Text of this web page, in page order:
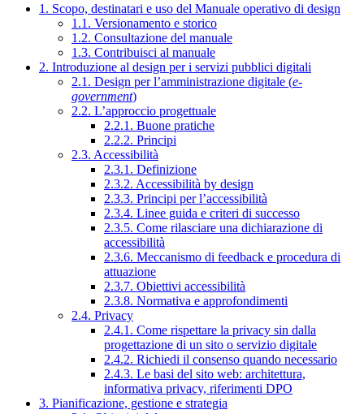
1. Scopo, destinatari e uso del Manuale operativo di design
1.1. Versionamento e storico
1.2. Consultazione del manuale
1.3. Contribuisci al manuale
2. Introduzione al design per i servizi pubblici digitali
2.1. Design per l’amministrazione digitale (e-
government)
2.2. L’approccio progettuale
2.2.1. Buone pratiche
2.2.2. Principi
2.3. Accessibilità
2.3.1. Definizione
2.3.2. Accessibilità by design
2.3.3. Principi per l’accessibilità
2.3.4. Linee guida e criteri di successo
2.3.5. Come rilasciare una dichiarazione di
accessibilità
2.3.6. Meccanismo di feedback e procedura di
attuazione
2.3.7. Obiettivi accessibilità
2.3.8. Normativa e approfondimenti
2.4. Privacy
2.4.1. Come rispettare la privacy sin dalla
progettazione di un sito o servizio digitale
2.4.2. Richiedi il consenso quando necessario
2.4.3. Le basi del sito web: architettura,
informativa privacy, riferimenti DPO
3. Pianificazione, gestione e strategia